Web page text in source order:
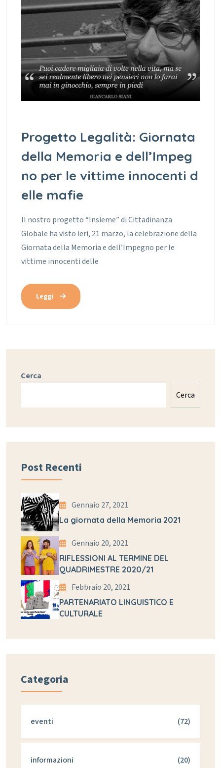
Progetto Legalità: Giornata
della Memoria e dell’Impeg
no per le vittime innocenti d
elle mafie
Il nostro progetto “Insieme” di Cittadinanza
Globale ha visto ieri, 21 marzo, la celebrazione della
Giornata della Memoria e dell’Impegno per le
vittime innocenti delle
Leggi
Cerca
Cerca
Post Recenti
Gennaio 27, 2021
La giornata della Memoria 2021
Gennaio 20, 2021
RIFLESSIONI AL TERMINE DEL
QUADRIMESTRE 2020/21
Febbraio 20, 2021
PARTENARIATO LINGUISTICO E
CULTURALE
Categoria
eventi (72)
informazioni (20)